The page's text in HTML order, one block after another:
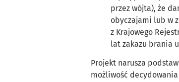
przez wójta), że
obyczajami lub w
z Krajowego
lat zakazu brania
Projekt narusza
możliwość